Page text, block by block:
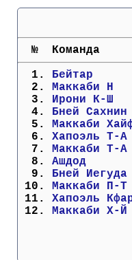
Кубок Европы
Лига Наций
№  Команда
  1.
  2.
  3.
Ирони
  4.
Бней
  5.
Маккаби
  6.
Хапоэль
  7.
Маккаби
  8.
  9.
Бней
10.
Маккаби
11. Хапоэль
12.
Маккаби